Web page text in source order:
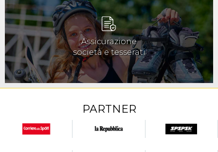
Assicurazione
società e tesserati
PARTNER